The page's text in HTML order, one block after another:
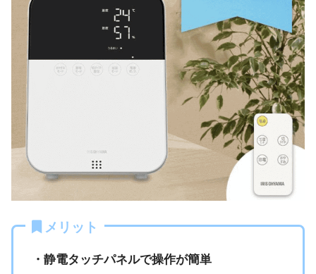
メリット
・静電タッチパネルで操作が簡単